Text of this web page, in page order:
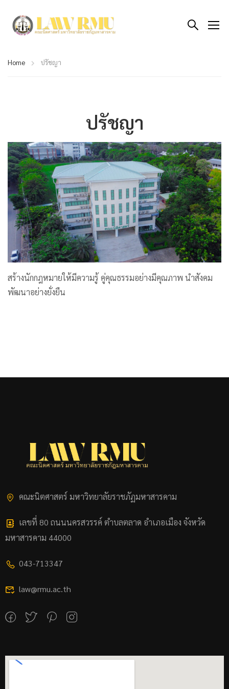
Home ปรัชญา
ปรัชญา
สร้างนักกฎหมายให้มีความรู้ คู่คุณธรรมอย่างมีคุณภาพ นำสังคม
พัฒนาอย่างยั่งยืน
คณะนิตศาสตร์ มหาวิทยาลัยราชภัฏมหาสารคาม
เลขที่ 80 ถนนนครสวรรค์ ตำบลตลาด อำเภอเมือง จังหวัด
มหาสารคาม 44000
043-713347
law@rmu.ac.th